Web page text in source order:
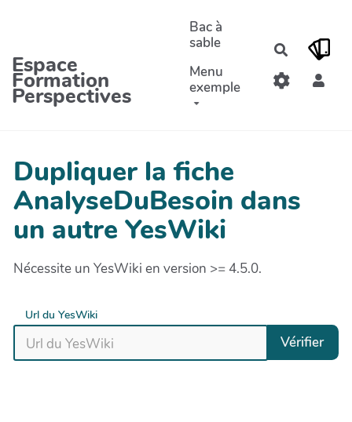
Espace
Formation
Perspectives
Bac à
sable
Menu
exemple
Dupliquer la fiche
AnalyseDuBesoin dans
un autre YesWiki
Nécessite un YesWiki en version >= 4.5.0.
Url du YesWiki
Vérifier